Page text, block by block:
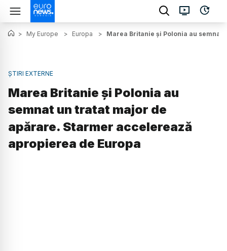
> My Europe > Europa > Marea Britanie și Polonia au
ȘTIRI EXTERNE
Marea Britanie și Polonia au
semnat un tratat major de
apărare. Starmer accelerează
apropierea de Europa